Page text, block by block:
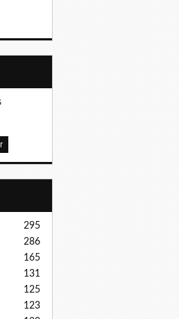
295
286
165
131
125
123